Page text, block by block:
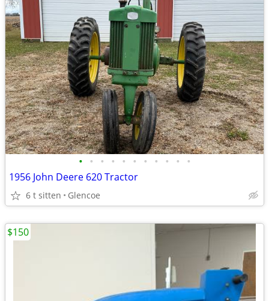
• • • • • • • • • • •
1956 John Deere 620 Tractor
6 t sitten Glencoe
$150